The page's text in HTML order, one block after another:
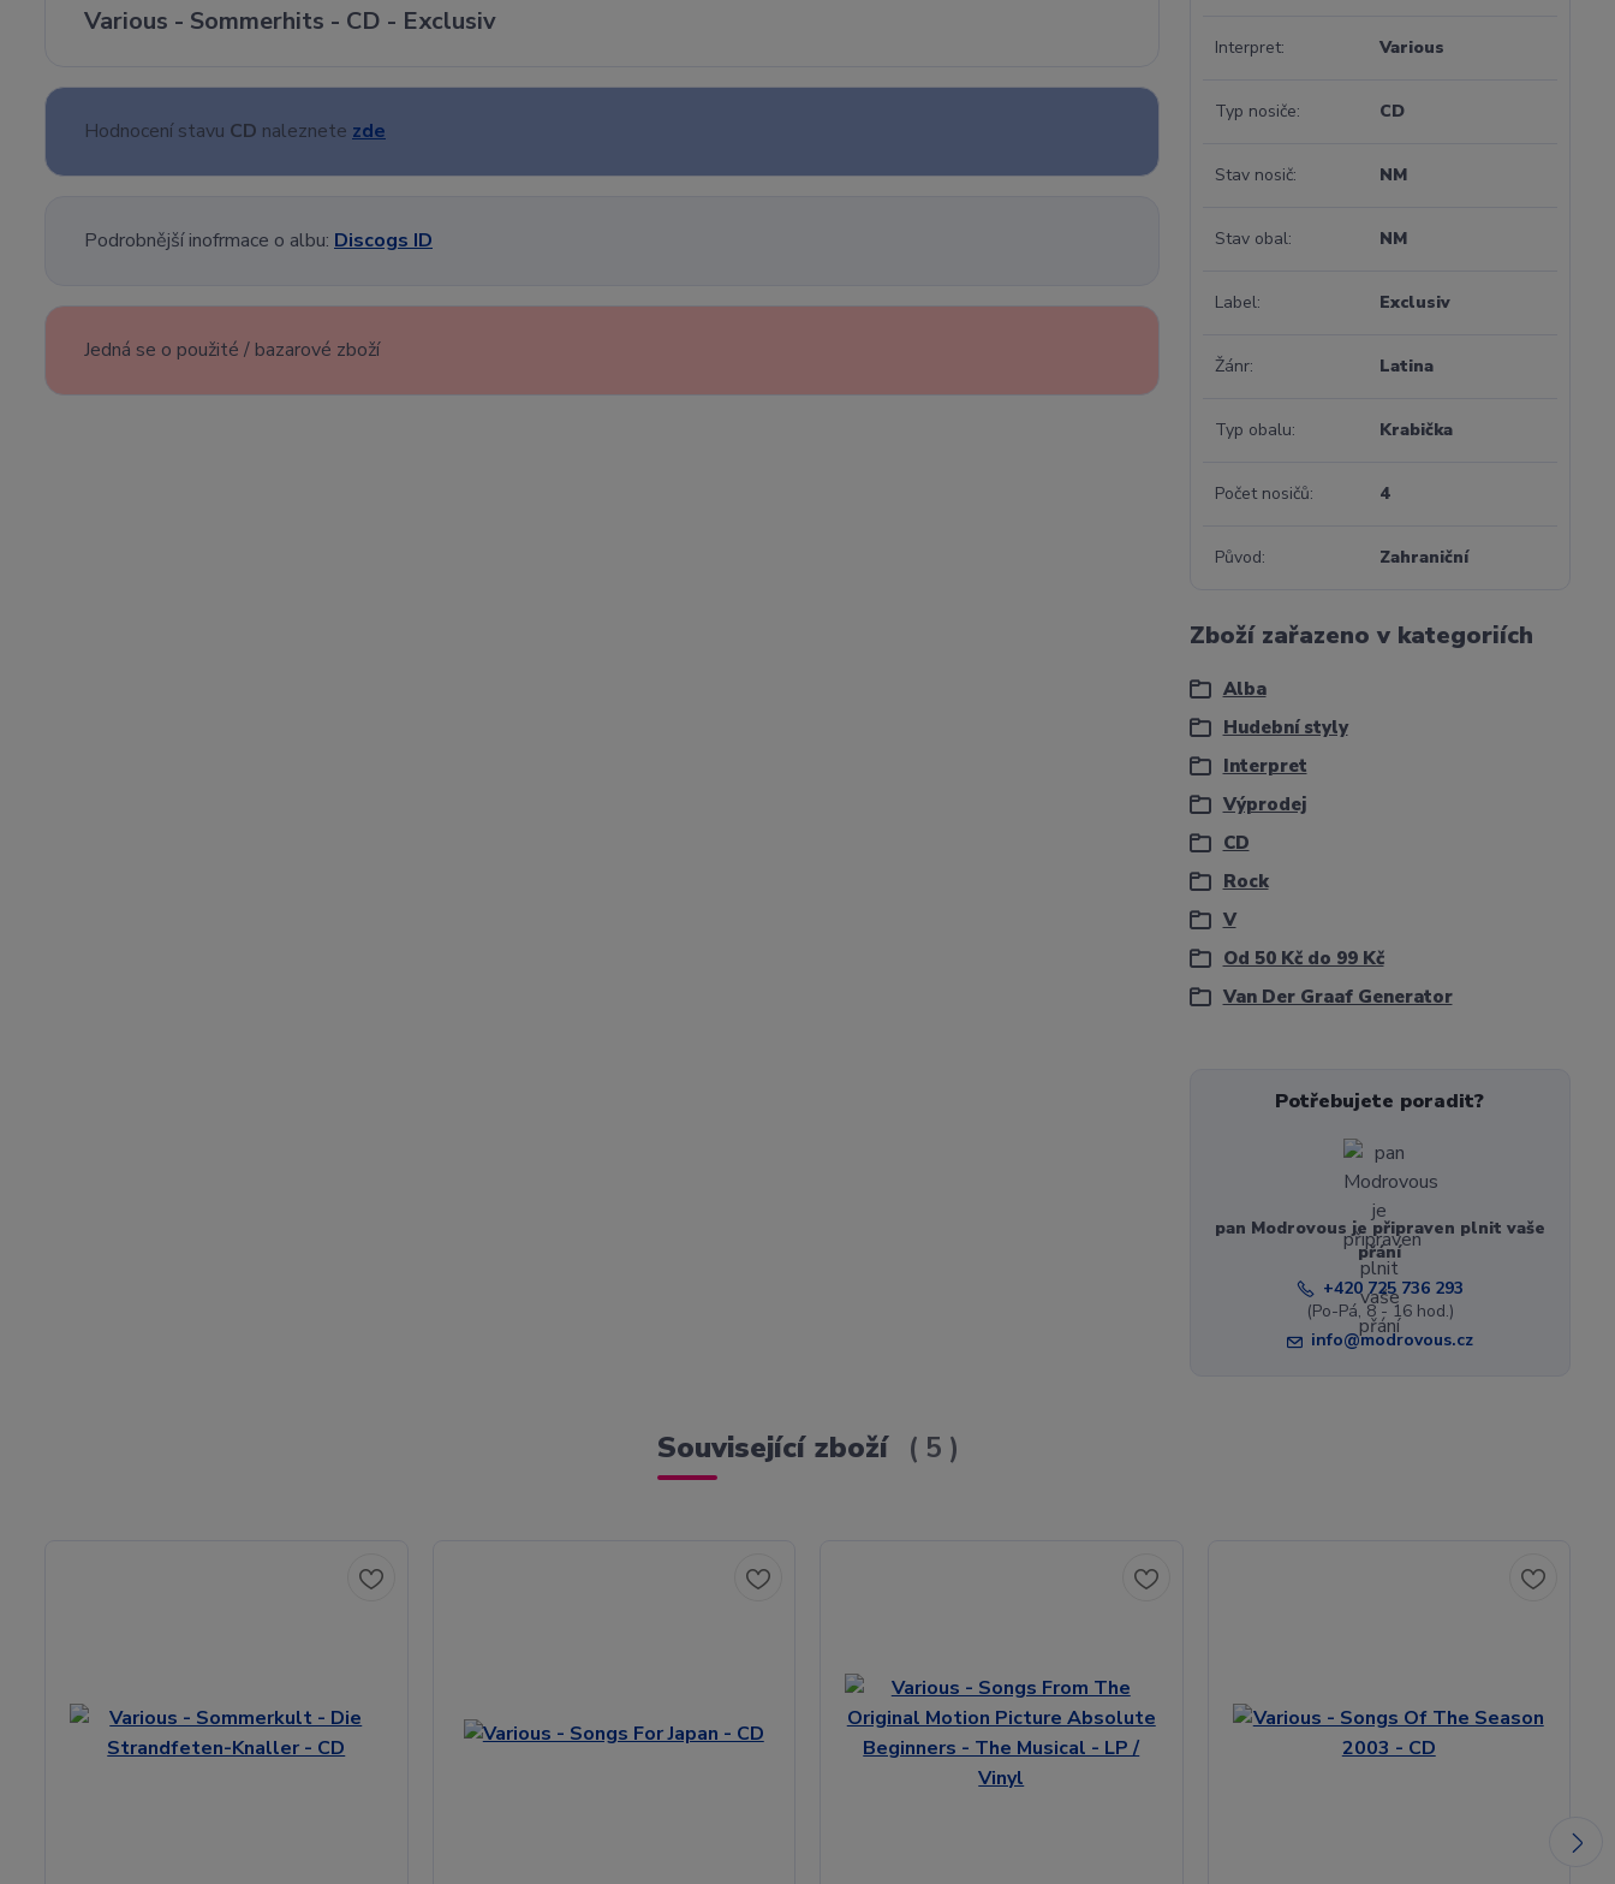
Various - Sommerhits - CD - Exclusiv
Hodnocení stavu CD naleznete zde
Podrobnější inofrmace o albu: Discogs ID
Jedná se o použité / bazarové zboží
Interpret Various
Typ nosiče CD
Stav nosič NM
Stav obal NM
Label Exclusiv
Žánr Latina
Typ obalu Krabička
Počet nosičů 4
Původ Zahraniční
Zboží zařazeno v kategoriích
Alba
Hudební styly
Interpret
Výprodej
CD
Rock
V
Od 50 Kč do 99 Kč
Van Der Graaf Generator
Potřebujete poradit?
pan Modrovous je připraven plnit vaše
přání
+420 725 736 293
(Po-Pá, 8 - 16 hod.)
info@modrovous.cz
Související zboží 5